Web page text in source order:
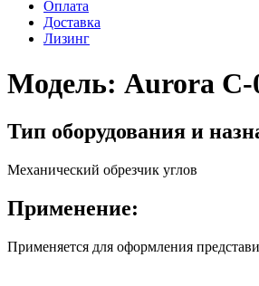
Оплата
Доставка
Лизинг
Модель: Aurora C-
Тип оборудования и
Механический обрезчик углов
Применение:
Применяется для оформления